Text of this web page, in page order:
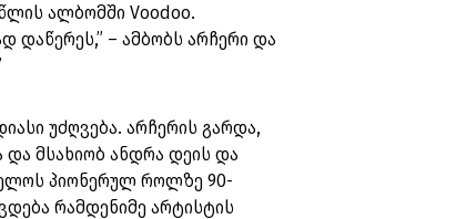
ალბომში Voodoo.
დაწერეს,” – ამბობს არჩერი და
უძღვება. არჩერის გარდა,
მსახიობ ანდრა დეის და
პიონერულ როლზე 90-
რამდენიმე არტისტის